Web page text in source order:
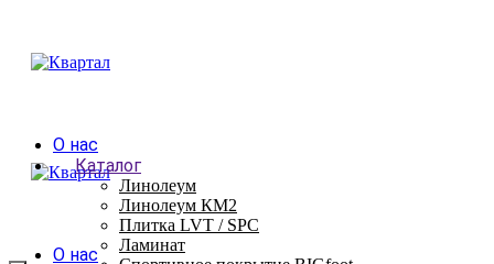
О нас
Каталог
Линолеум
Линолеум КМ2
Плитка LVT / SPC
Ламинат
О нас